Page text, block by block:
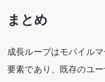
まとめ
成長ループはモバイル
要素であり、既存のユ